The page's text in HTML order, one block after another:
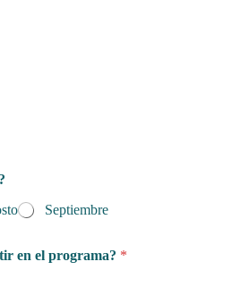
Septiembre
en el programa? *